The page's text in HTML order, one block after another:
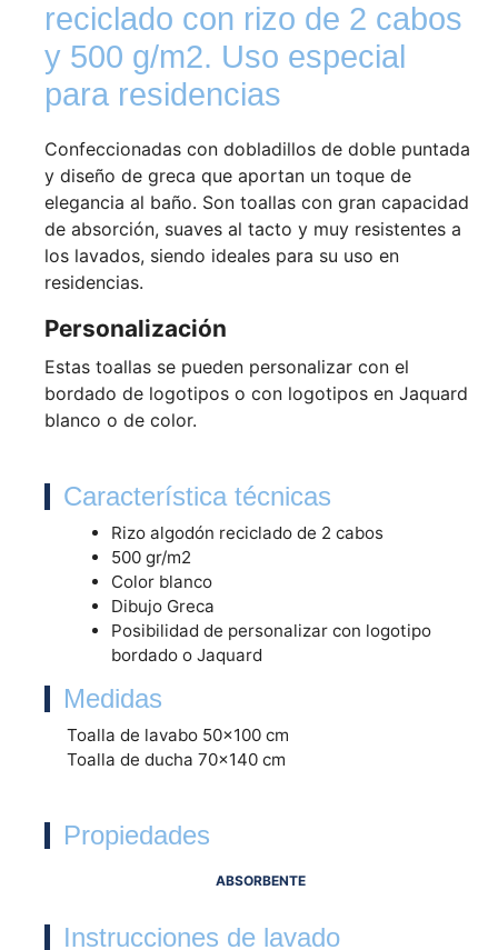
reciclado con rizo de 2 cabos
y 500 g/m2. Uso especial
para residencias
Confeccionadas con dobladillos de doble puntada
y diseño de greca que aportan un toque de
elegancia al baño. Son toallas con gran capacidad
de absorción, suaves al tacto y muy resistentes a
los lavados, siendo ideales para su uso en
residencias.
Personalización
Estas toallas se pueden personalizar con el
bordado de logotipos o con logotipos en Jaquard
blanco o de color.
Característica técnicas
Rizo algodón reciclado de 2 cabos
500 gr/m2
Color blanco
Dibujo Greca
Posibilidad de personalizar con logotipo
bordado o Jaquard
Medidas
Toalla de lavabo 50×100 cm
Toalla de ducha 70×140 cm
Propiedades
ABSORBENTE
Instrucciones de lavado